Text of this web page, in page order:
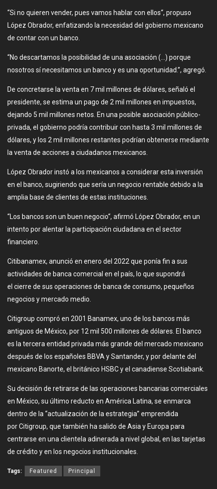
“Si no quieren vender, pues vamos hablar con ellos“, propuso
López Obrador, enfatizando la necesidad del gobierno mexicano
de contar con un banco.
“No descartamos la posibilidad de una asociación (…) porque
nosotros sí necesitamos un banco y es una oportunidad.”, agregó.
De concretarse la venta en 7 mil millones de dólares, señaló el
presidente, se estima un pago de 2 mil millones en impuestos,
dejando 5 mil millones netos. En una posible asociación público-
privada, el gobierno podría contribuir con hasta 3 mil millones de
dólares, y los 2 mil millones restantes podrían obtenerse mediante
la venta de acciones a ciudadanos mexicanos.
López Obrador instó a los mexicanos a considerar esta inversión
en el banco, sugiriendo que sería un negocio rentable debido a la
amplia base de clientes de estas instituciones.
“Los bancos son un buen negocio“, afirmó López Obrador, en un
intento por alentar la participación ciudadana en el sector
financiero.
Citibanamex, anunció en enero del 2022 que ponía fin a sus
actividades de banca comercial en el país, lo que supondrá
el cierre de sus operaciones de banca de consumo, pequeños
negocios y mercado medio.
Citigroup compró en 2001 Banamex, uno de los bancos más
antiguos de México, por 12 mil 500 millones de dólares. El banco
es la tercera entidad privada más grande del mercado mexicano
después de los españoles BBVA y Santander, y por delante del
mexicano Banorte, el británico HSBC y el canadiense Scotiabank.
Su decisión de retirarse de las operaciones bancarias comerciales
en México, su último reducto en América Latina, se enmarca
dentro de la “actualización de la estrategia” emprendida
por Citigroup, que también ha salido de Asia y Europa para
centrarse en una clientela adinerada a nivel global, en las tarjetas
de crédito y en los negocios institucionales.
Tags: Featured Principal